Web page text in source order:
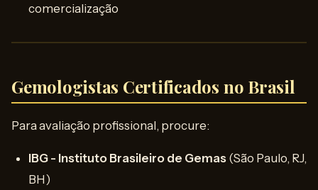
comercialização
Gemologistas Certificados no Brasil
Para avaliação profissional, procure:
IBG - Instituto Brasileiro de Gemas (São Paulo, RJ,
BH)